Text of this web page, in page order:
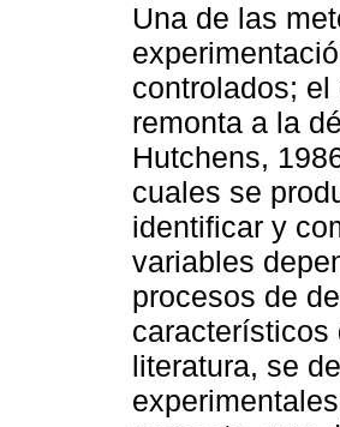
Una de las
controlados;
remonta a la
Hutchens,
cuales se
identificar y
variables
procesos de
característicos
literatura, se